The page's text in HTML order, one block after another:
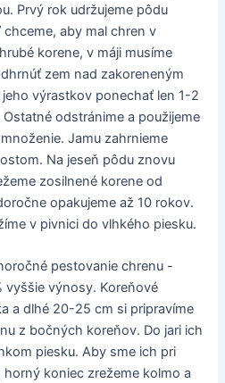
Prvý rok udržujeme pôdu
aby mal chren v
korene, v máji musíme
zem nad zakoreneným
výrastkov ponechať len 1-2
odstránime a použijeme
Jamu zahrnieme
Na jeseň pôdu znovu
zosilnené korene od
opakujeme až 10 rokov.
v pivnici do vlhkého piesku.
pestovanie chrenu -
vyššie výnosy. Koreňové
a dlhé 20-25 cm si pripravíme
z bočných koreňov. Do jari ich
piesku. Aby sme ich pri
koniec zrežeme kolmo a